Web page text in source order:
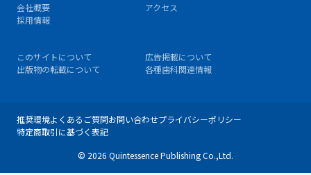
会社概要
アクセス
採用情報
このサイトについて
広告掲載について
出版物の転載について
各種歯科関連情報
推奨環境よくあるご質問お問い合わせプライバシーポリシー
特定商取引に基づく表記
© 2026 Quintessence Publishing Co.,Ltd.